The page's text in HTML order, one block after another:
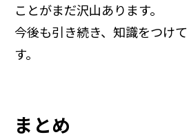
ことがまだ沢山あります。
今後も引き続き、知識をつけ
す。
まとめ